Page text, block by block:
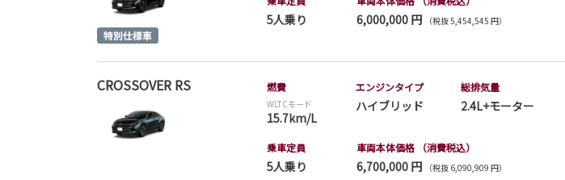
5人乗り 6,000,000 円 （税抜 5,454,545 円）
CROSSOVER RS 燃費
WLTCモード
15.7km/L
エンジンタイプ
ハイブリッド
総排気量
2.4L+モーター
乗車定員
5人乗り
車両本体価格 （消費税込）
6,700,000 円 （税抜 6,090,909 円）